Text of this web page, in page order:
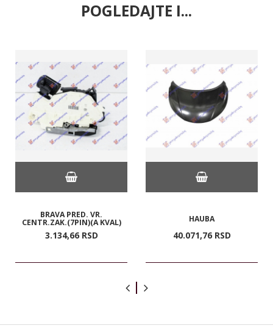
POGLEDAJTE I...
BRAVA PRED. VR.
CENTR.ZAK.(7PIN)(A KVAL)
3.134,66 RSD
HAUBA
40.071,76 RSD